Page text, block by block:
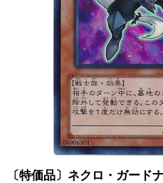
〔特価品〕ネクロ・ガード